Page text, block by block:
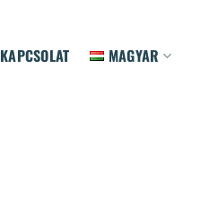
KAPCSOLAT MAGYAR